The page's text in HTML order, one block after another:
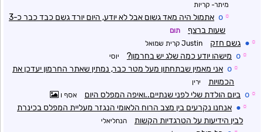
מיתר- קריות
☼
o
אתמול היה מאד גשום אבל לא יודע, היום יורד גשם כבד כבר כ-3
שעות ברצף
תום
☼
● גשם חזק Justin קרית שמואל
☼
o מישהו יודע כמה שלג יש בחרמון? יוסי
☼
o אני מאמין שבתחתון מעל מטר כבר, נמתין שאתר החרמון יעדכן את
הכמויות
ירין
☼
o ביום הולדת שלי לפני שנתיים..ואיפה המפלס היום אסף ו
☼
● אנחנו נקרעים בין מצב הרוח הלאומי הנגזר מעליית המפלס בכינרת
לבין הידיעות על הטרגדיות הקשות
הנחליאלי